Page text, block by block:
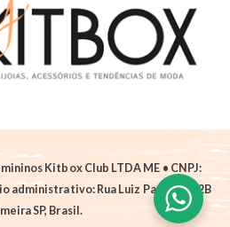
Kitbox Club LTDA ME • CNPJ:
administrativo: Rua Luiz Pantano, 62B
SP, Brasil.